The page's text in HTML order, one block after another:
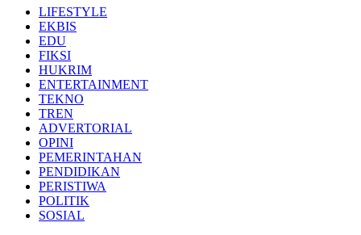
LIFESTYLE
EKBIS
EDU
FIKSI
HUKRIM
ENTERTAINMENT
TEKNO
TREN
ADVERTORIAL
OPINI
PEMERINTAHAN
PENDIDIKAN
PERISTIWA
POLITIK
SOSIAL